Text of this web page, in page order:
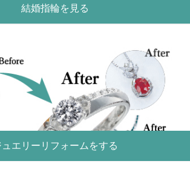
結婚指輪を見る
ュエリーリフォームをする